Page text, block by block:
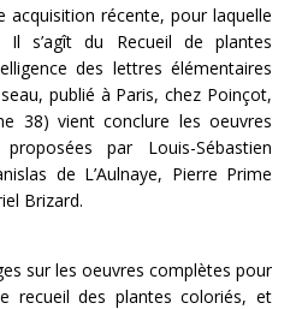
acquisition récente, pour laquelle
Il s’agît du Recueil de plantes
des lettres élémentaires
publié à Paris, chez Poinçot,
38) vient conclure les oeuvres
par Louis-Sébastien
de L’Aulnaye, Pierre Prime
Brizard.
sur les oeuvres complètes pour
recueil des plantes coloriés, et